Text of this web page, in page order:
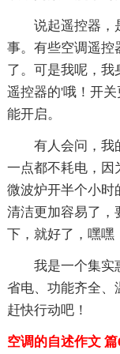
说起遥控器，是
事。有些空调遥控
了。可是我呢，我
遥控器的'哦！开
能开启。
有人会问，我的
一点都不耗电，因
微波炉开半个小时
清洁更加容易了，
下，就好了，嘿嘿
我是一个集实惠
省电、功能齐全、
赶快行动吧！
空调的自述作文 篇